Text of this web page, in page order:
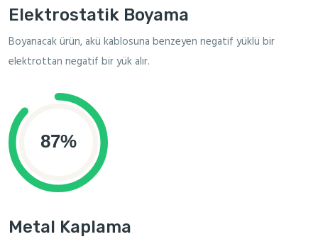
Elektrostatik Boyama
Boyanacak ürün, akü kablosuna benzeyen negatif yüklü bir
elektrottan negatif bir yük alır.
Metal Kaplama